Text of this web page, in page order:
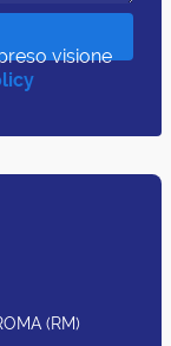
visione
(RM)